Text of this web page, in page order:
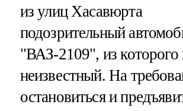
из улиц Хасавюрта
подозрительный
"ВАЗ-2109", из
неизвестный. На
остановиться и